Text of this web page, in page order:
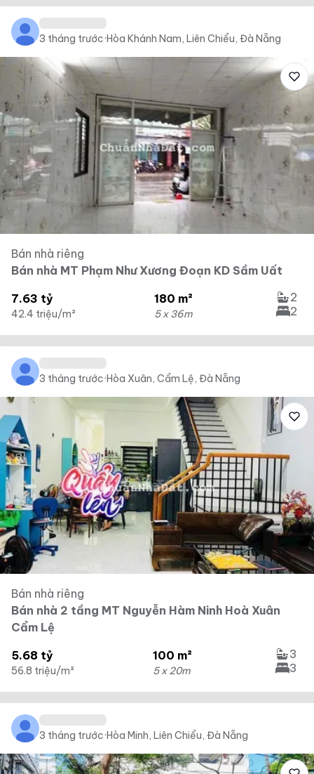
3 tháng trước·Hòa Khánh Nam, Liên Chiểu, Đà Nẵng
Bán nhà riêng
Bán nhà MT Phạm Như Xương Đoạn KD Sầm Uất
7.63 tỷ
42.4 triệu/m²
180 m²
5 x 36m
2
2
3 tháng trước·Hòa Xuân, Cẩm Lệ, Đà Nẵng
Bán nhà riêng
Bán nhà 2 tầng MT Nguyễn Hàm Ninh Hoà Xuân
Cẩm Lệ
5.68 tỷ
56.8 triệu/m²
100 m²
5 x 20m
3
3
3 tháng trước·Hòa Minh, Liên Chiểu, Đà Nẵng